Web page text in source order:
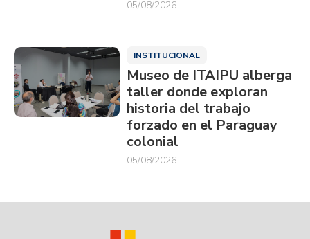
05/08/2026
INSTITUCIONAL
Museo de ITAIPU alberga
taller donde exploran
historia del trabajo
forzado en el Paraguay
colonial
05/08/2026